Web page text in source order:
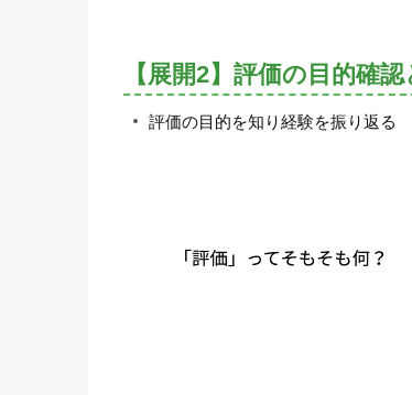
【展開2】評価の目的確
評価の目的を知り経験を振り返る